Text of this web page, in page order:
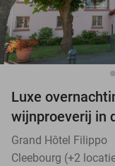
Luxe
wijnproeverij in
Grand Hôtel Filippo
Cleebourg (+2